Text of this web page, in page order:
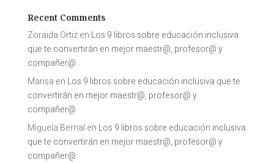
Recent Comments
Zoraida Ortizen Los 9 libros sobre educación inclusiva
que te convertirán en mejor maestr@, profesor@ y
compañer@
Marisa en Los 9 libros sobre educación inclusiva que te
convertirán en mejor maestr@, profesor@ y
compañer@
Miguela Bernal en Los 9 libros sobre educación inclusiva
que te convertirán en mejor maestr@, profesor@ y
compañer@